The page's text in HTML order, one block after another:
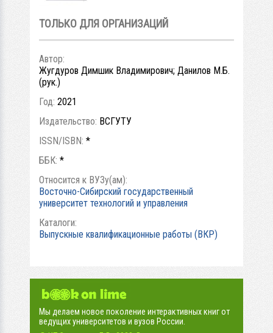
ТОЛЬКО ДЛЯ ОРГАНИЗАЦИЙ
Автор:
Жугдуров Димшик Владимирович; Данилов М.Б.
(рук.)
Год: 2021
Издательство: ВСГУТУ
ISSN/ISBN: *
ББК: *
Относится к ВУЗу(ам):
Восточно-Сибирский государственный
университет технологий и управления
Каталоги:
Выпускные квалификационные работы (ВКР)
Мы делаем новое поколение интерактивных книг от
ведущих университетов и вузов России.